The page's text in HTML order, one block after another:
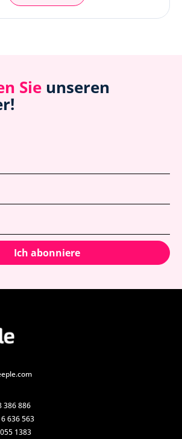
Sie unseren
Ich abonniere
386 886
636 563
1383